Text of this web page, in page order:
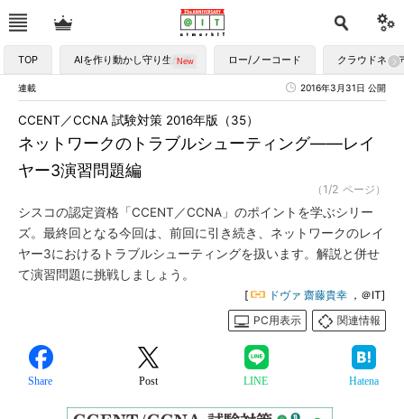
TOP AIを作り動かし守り生かす ロー/ノーコード クラウドネイ
連載 2016年3月31日 公開
ネットワークのトラブルシューティング――レイ
ヤー3演習問題編
CCENT／CCNA 試験対策 2016年版（35）
（1/2 ページ）
シスコの認定資格「CCENT／CCNA」のポイントを学ぶシリー
ズ。最終回となる今回は、前回に引き続き、ネットワークのレイ
ヤー3におけるトラブルシューティングを扱います。解説と併せ
て演習問題に挑戦しましょう。
[ ドヴァ 齋藤貴幸 ，＠IT]
PC用表示
関連情報
Share Post LINE Hatena